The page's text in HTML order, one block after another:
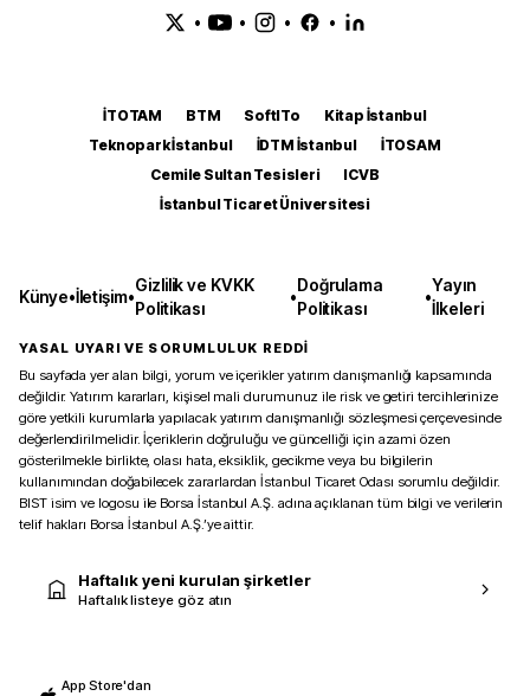
• • • •
İTOTAM BTM SoftITo
Kitap İstanbul
Teknopark İstanbul
İDTM İstanbul
İTOSAM
Cemile Sultan Tesisleri
ICVB
İstanbul Ticaret Üniversitesi
Künye•İletişim•
Gizlilik ve KVKK
Politikası
•
Doğrulama
Politikası
•
Yayın
İlkeleri
YASAL UYARI VE SORUMLULUK REDDİ
Bu sayfada yer alan bilgi, yorum ve içerikler yatırım danışmanlığı kapsamında
değildir. Yatırım kararları, kişisel mali durumunuz ile risk ve getiri tercihlerinize
göre yetkili kurumlarla yapılacak yatırım danışmanlığı sözleşmesi çerçevesinde
değerlendirilmelidir. İçeriklerin doğruluğu ve güncelliği için azami özen
gösterilmekle birlikte, olası hata, eksiklik, gecikme veya bu bilgilerin
kullanımından doğabilecek zararlardan İstanbul Ticaret Odası sorumlu değildir.
BIST isim ve logosu ile Borsa İstanbul A.Ş. adına açıklanan tüm bilgi ve verilerin
telif hakları Borsa İstanbul A.Ş.’ye aittir.
Haftalık yeni kurulan şirketler
Haftalık listeye göz atın
App Store'dan